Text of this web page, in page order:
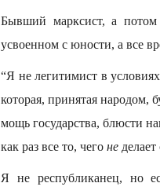
Бывший марксист, а потом
усвоенном с юности, а все
“Я не легитимист в
которая, принятая народом,
мощь государства, блюсти
как раз все то, чего не
Я не республиканец, но